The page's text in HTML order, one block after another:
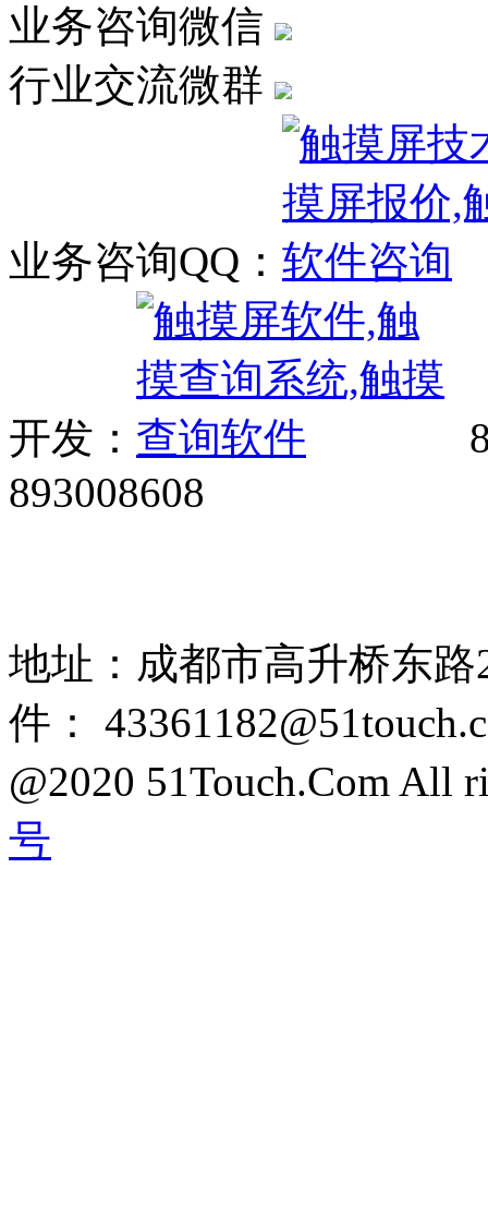
业务咨询微信
行业交流微群
业务咨询QQ：
开发：
893008608
地址：成都市高升桥东
件：
@2020 51Touch.Com All
号